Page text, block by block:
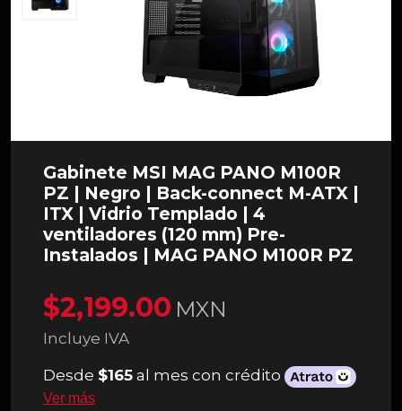
Gabinete MSI MAG PANO M100R
PZ | Negro | Back-connect M-ATX |
ITX | Vidrio Templado | 4
ventiladores (120 mm) Pre-
Instalados | MAG PANO M100R PZ
$2,199.00 MXN
Incluye IVA
Desde $165 al mes con crédito
Ver más